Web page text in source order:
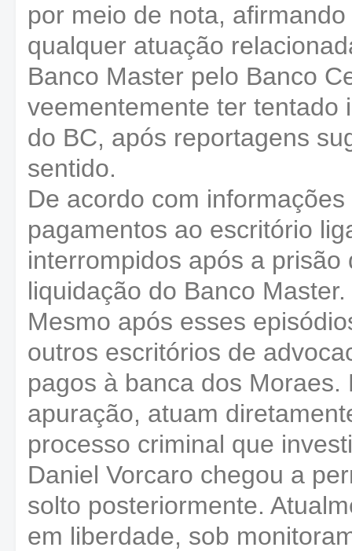
por meio de nota,
qualquer atuação
Banco Master pelo Banco
veementemente ter tentado
do BC, após reportagens
sentido.
De acordo com
pagamentos ao escritório
interrompidos após a
liquidação do Banco Master.
Mesmo após esses
outros escritórios de
pagos à banca dos
apuração, atuam
processo criminal que
Daniel Vorcaro chegou a
solto posteriormente.
em liberdade, sob